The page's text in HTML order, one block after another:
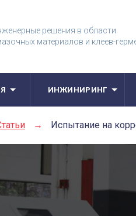
решения в области
материалов и клеев-
ИНЖИНИРИНГ
→ Испытание на